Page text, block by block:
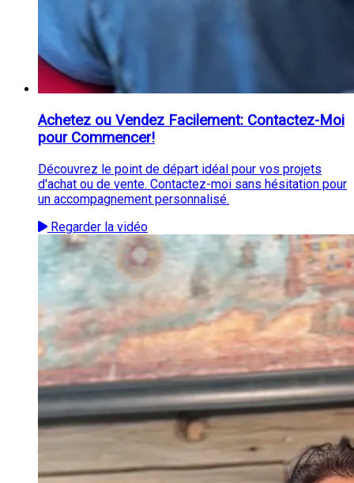
Achetez ou Vendez Facilement: Contactez-Moi
pour Commencer!
Découvrez le point de départ idéal pour vos projets
d'achat ou de vente. Contactez-moi sans hésitation pour
un accompagnement personnalisé.
Regarder la vidéo